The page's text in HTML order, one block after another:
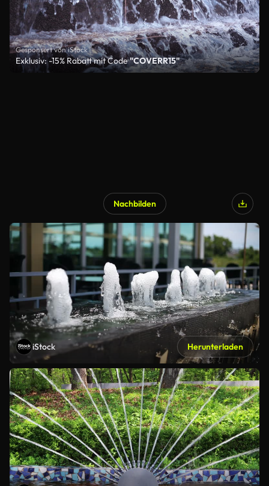
Gesponsert von iStock
Exklusiv: -15% Rabatt mit Code"COVERR15"
Nachbilden
iStock Herunterladen